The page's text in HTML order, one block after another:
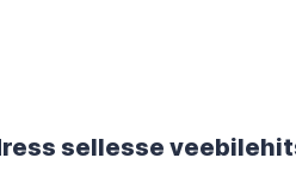
sellesse